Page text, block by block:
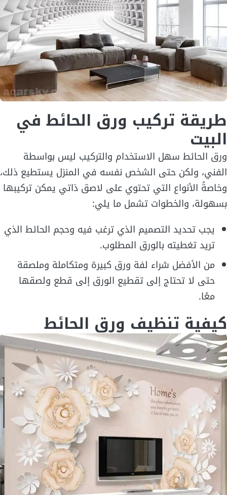
طريقة تركيب ورق الحائط في
البيت
ورق الحائط سهل الاستخدام والتركيب ليس بواسطة
الفني، ولكن حتى الشخص نفسه في المنزل يستطيع ذلك،
وخاصةً الأنواع التي تحتوي على لاصق ذاتي يمكن تركيبها
بسهولة، والخطوات تشمل ما يلي:
يجب تحديد التصميم الذي ترغب فيه وحجم الحائط الذي
تريد تغطيته بالورق المطلوب.
من الأفضل شراء لفة ورق كبيرة ومتكاملة وملصقة
حتى لا تحتاج إلى تقطيع الورق إلى قطع ولصقها
معًا.
كيفية تنظيف ورق الحائط